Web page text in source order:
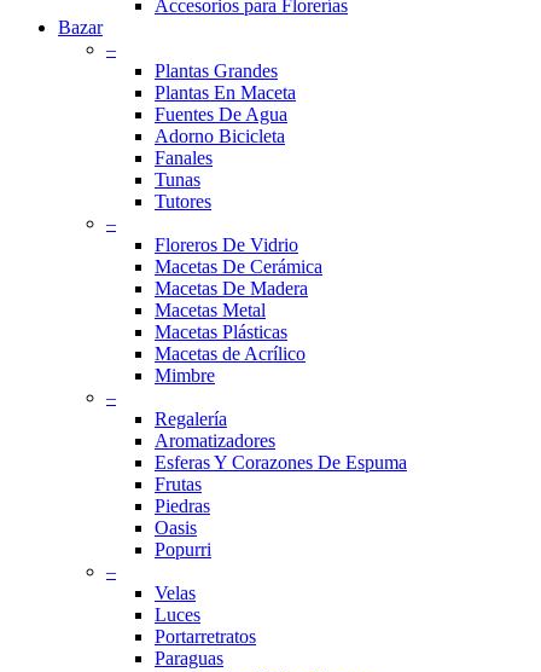
Accesorios para Florerías
Bazar
–
Plantas Grandes
Plantas En Maceta
Fuentes De Agua
Adorno Bicicleta
Fanales
Tunas
Tutores
–
Floreros De Vidrio
Macetas De Cerámica
Macetas De Madera
Macetas Metal
Macetas Plásticas
Macetas de Acrílico
Mimbre
–
Regalería
Aromatizadores
Esferas Y Corazones De Espuma
Frutas
Piedras
Oasis
Popurri
–
Velas
Luces
Portarretratos
Paraguas